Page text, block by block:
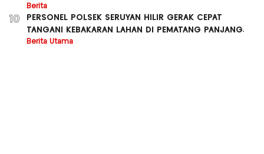
Berita
10
PERSONEL POLSEK SERUYAN HILIR GERAK CEPAT
TANGANI KEBAKARAN LAHAN DI PEMATANG PANJANG.
Berita Utama